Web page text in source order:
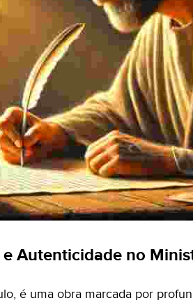
Autenticidade no
é uma obra marcada por